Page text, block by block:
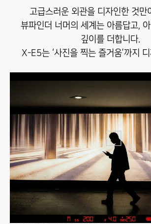
고급스러운 외관을 디자인한 것만
뷰파인더 너머의 세계는 아름답고,
깊이를 더합니다.
X-E5는 ‘사진을 찍는 즐거움’까지